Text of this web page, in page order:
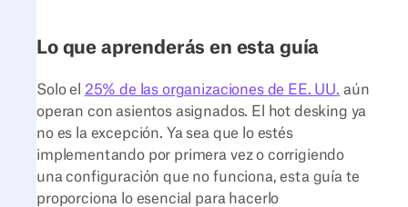
Lo que aprenderás en esta guía
Solo el 25% de las organizaciones de EE. UU. aún
operan con asientos asignados. El hot desking ya
no es la excepción. Ya sea que lo estés
implementando por primera vez o corrigiendo
una configuración que no funciona, esta guía te
proporciona lo esencial para hacerlo